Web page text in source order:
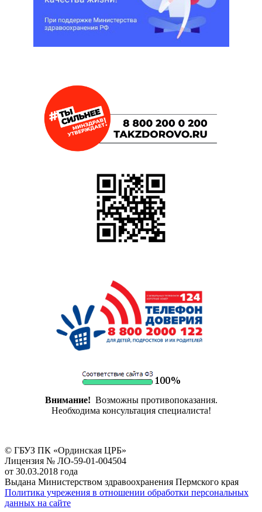
Внимание! Возможны противопоказания.
Необходима консультация специалиста!
© ГБУЗ ПК «Ординская ЦРБ»
Лицензия № ЛО-59-01-004504
от 30.03.2018 года
Выдана Министерством здравоохранения Пермского края
Политика учрежения в отношении обработки персональных
данных на сайте